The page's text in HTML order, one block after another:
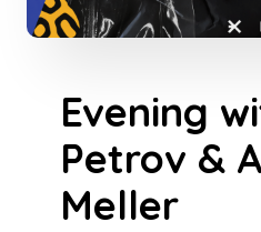
Evening
Petrov &
Meller